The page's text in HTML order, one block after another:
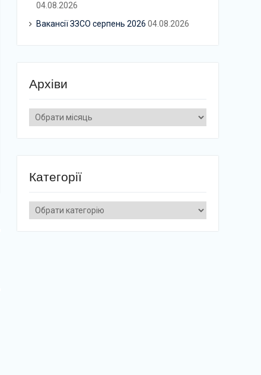
04.08.2026
Вакансії ЗЗСО серпень 2026 04.08.2026
Архіви
Архіви
Категорії
Категорії